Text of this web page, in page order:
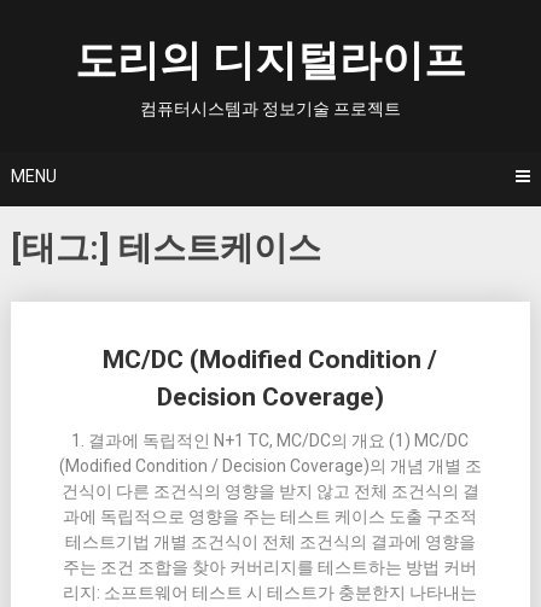
도리의 디지털라이프
컴퓨터시스템과 정보기술 프로젝트
MENU
[태그:] 테스트케이스
MC/DC (Modified Condition /
Decision Coverage)
1. 결과에 독립적인 N+1 TC, MC/DC의 개요 (1) MC/DC
(Modified Condition / Decision Coverage)의 개념 개별 조
건식이 다른 조건식의 영향을 받지 않고 전체 조건식의 결
과에 독립적으로 영향을 주는 테스트 케이스 도출 구조적
테스트기법 개별 조건식이 전체 조건식의 결과에 영향을
주는 조건 조합을 찾아 커버리지를 테스트하는 방법 커버
리지: 소프트웨어 테스트 시 테스트가 충분한지 나타내는
navigation